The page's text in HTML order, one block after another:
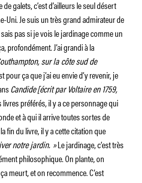
galets, c’est d’ailleurs le seul désert
Uni. Je suis un très grand admirateur de
pas si je vois le jardinage comme un
profondément. J’ai grandi à la
sur la côte sud de
pour ça que j’ai eu envie d’y revenir, je
Candide[écrit par Voltaire en 1759,
livres préférés, il y a ce personnage qui
et à qui il arrive toutes sortes de
fin du livre, il y a cette citation que
notre jardin. »Le jardinage, c’est très
philosophique. On plante, on
meurt, et on recommence. C’est